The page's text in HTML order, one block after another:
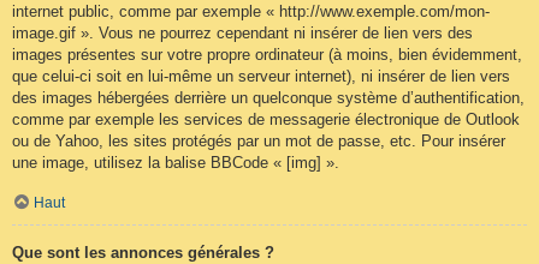
internet public, comme par exemple « http://www.exemple.com/mon-
image.gif ». Vous ne pourrez cependant ni insérer de lien vers des
images présentes sur votre propre ordinateur (à moins, bien évidemment,
que celui-ci soit en lui-même un serveur internet), ni insérer de lien vers
des images hébergées derrière un quelconque système d’authentification,
comme par exemple les services de messagerie électronique de Outlook
ou de Yahoo, les sites protégés par un mot de passe, etc. Pour insérer
une image, utilisez la balise BBCode « [img] ».
Haut
Que sont les annonces générales ?